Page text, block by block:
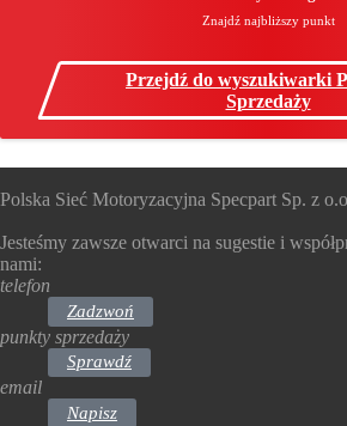
Znajdź najbliższy punkt
Przejdź do wyszukiwarki
Sprzedaży
Polska Sieć Motoryzacyjna Specpart Sp. z
Jesteśmy zawsze otwarci na sugestie i
nami:
telefon
Zadzwoń
punkty sprzedaży
Sprawdź
email
Napisz